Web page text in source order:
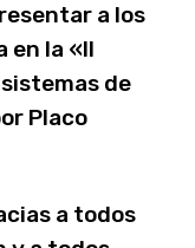
a los
en la «II
de
Placo
a todos